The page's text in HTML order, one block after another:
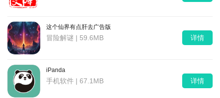
这个仙界有点肝去广告版
冒险解谜 | 59.6MB 详情
iPanda
手机软件 | 67.1MB 详情